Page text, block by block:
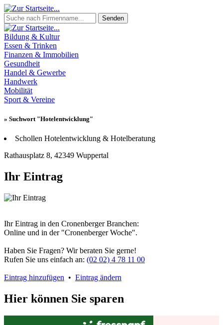
Senden
Bildung & Kultur
Essen & Trinken
Finanzen & Immobilien
Gesundheit
Handel & Gewerbe
Handwerk
Mobilität
Sport & Vereine
» Suchwort "Hotelentwicklung"
Schollen Hotelentwicklung & Hotelberatung
Rathausplatz 8, 42349 Wuppertal
Ihr Eintrag
Ihr Eintrag in den Cronenberger Branchen:
Online und in der "Cronenberger Woche".
Haben Sie Fragen? Wir beraten Sie gerne!
Rufen Sie uns einfach an: (02 02) 4 78 11 00
Eintrag hinzufügen • Eintrag ändern
Hier können Sie sparen